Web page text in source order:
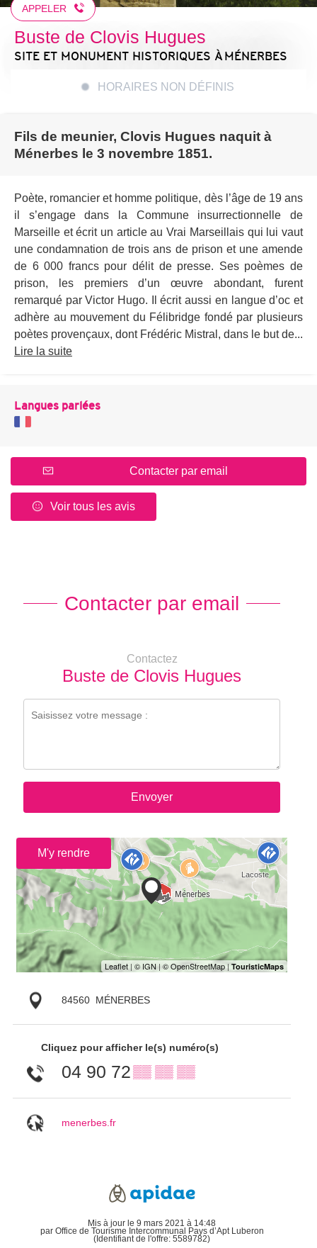
APPELER
Buste de Clovis Hugues
SITE ET MONUMENT HISTORIQUES À MÉNERBES
HORAIRES NON DÉFINIS
Fils de meunier, Clovis Hugues naquit à
Ménerbes le 3 novembre 1851.
Poète, romancier et homme politique, dès l’âge de 19 ans
il s’engage dans la Commune insurrectionnelle de
Marseille et écrit un article au Vrai Marseillais qui lui vaut
une condamnation de trois ans de prison et une amende
de 6 000 francs pour délit de presse. Ses poèmes de
prison, les premiers d’un œuvre abondant, furent
remarqué par Victor Hugo. Il écrit aussi en langue d’oc et
adhère au mouvement du Félibridge fondé par plusieurs
poètes provençaux, dont Frédéric Mistral, dans le but de...
Lire la suite
Langues parlées
Contacter par email
Voir tous les avis
Contacter par email
Contactez
Buste de Clovis Hugues
Envoyer
M'y rendre
84560 MÉNERBES
Cliquez pour afficher le(s) numéro(s)
04 90 72 ▒▒ ▒▒ ▒▒
menerbes.fr
Mis à jour le 9 mars 2021 à 14:48
par Office de Tourisme Intercommunal Pays d’Apt Luberon
(Identifiant de l'offre: 5589782)